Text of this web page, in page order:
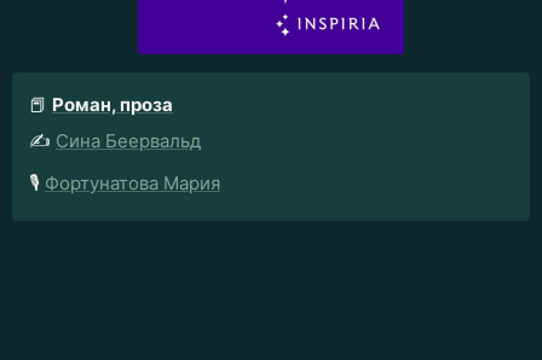
📕 Роман, проза
✍️ Сина Беервальд
🎙️ Фортунатова Мария